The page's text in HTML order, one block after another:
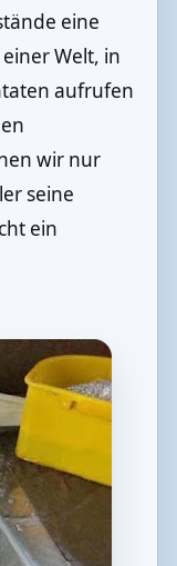
eine
Welt, in
aufrufen
wir nur
seine
ein